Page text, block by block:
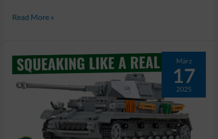
12GO
KV-
2,
T-
Review)
Read More »
März
17
2025